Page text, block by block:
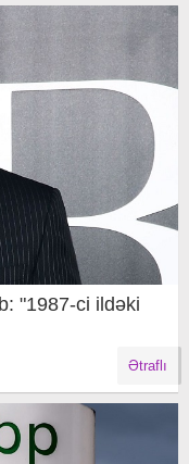
"1987-ci ildəki
Ətraflı